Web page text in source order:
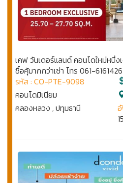
เคฟ วันเดอร์แลนด์ คอนโดใหม่หนึ่ง
ซื้อคุ้มากกว่าเช่า โทร 061-6161426
รหัส : CO-PTE-9098
คอนโดมิเนียม
คลองหลวง , ปทุมธานี